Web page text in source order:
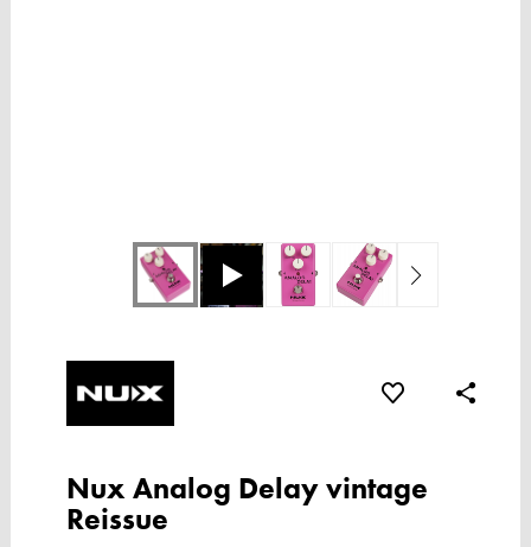
Nux Analog Delay vintage
Reissue